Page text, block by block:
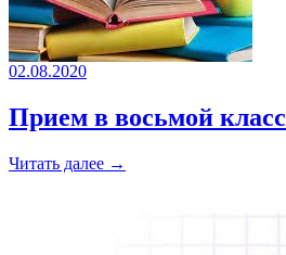
02.08.2020
Прием в восьмой класс
Читать далее →